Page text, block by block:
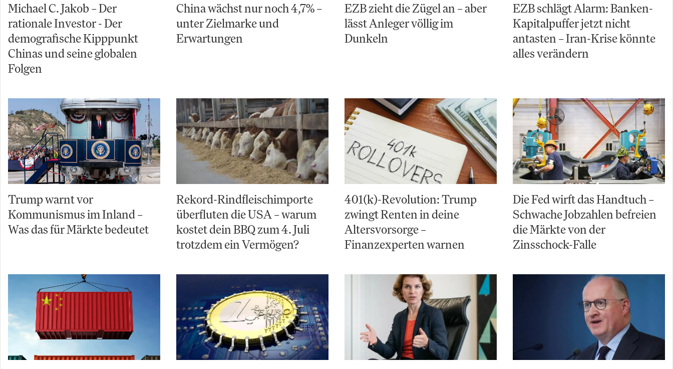
Michael C. Jakob – Der
rationale Investor - Der
demografische Kipppunkt
Chinas und seine globalen
Folgen
China wächst nur noch 4,7% –
unter Zielmarke und
Erwartungen
EZB zieht die Zügel an – aber
lässt Anleger völlig im
Dunkeln
EZB schlägt Alarm: Banken-
Kapitalpuffer jetzt nicht
antasten – Iran-Krise könnte
alles verändern
Trump warnt vor
Kommunismus im Inland –
Was das für Märkte bedeutet
Rekord-Rindfleischimporte
überfluten die USA – warum
kostet dein BBQ zum 4. Juli
trotzdem ein Vermögen?
401(k)-Revolution: Trump
zwingt Renten in deine
Altersvorsorge –
Finanzexperten warnen
Die Fed wirft das Handtuch –
Schwache Jobzahlen befreien
die Märkte von der
Zinsschock-Falle